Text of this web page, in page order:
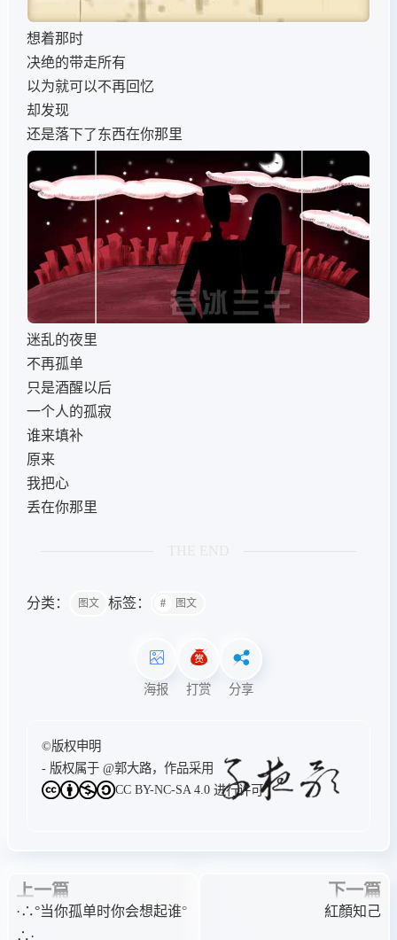
想着那时
决绝的带走所有
以为就可以不再回忆
却发现
还是落下了东西在你那里
迷乱的夜里
不再孤单
只是酒醒以后
一个人的孤寂
谁来填补
原来
我把心
丢在你那里
分类： 图文 标签： 图文
海报 打赏 分享
©版权申明
- 版权属于 @郭大路，作品采用
CC BY-NC-SA 4.0 进行许可
上一篇
·∴°当你孤单时你会想起谁°
∴·
下一篇
紅顏知己